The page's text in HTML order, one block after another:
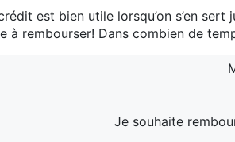
est bien utile lorsqu’on s’en
à rembourser! Dans combien de
Je souhaite